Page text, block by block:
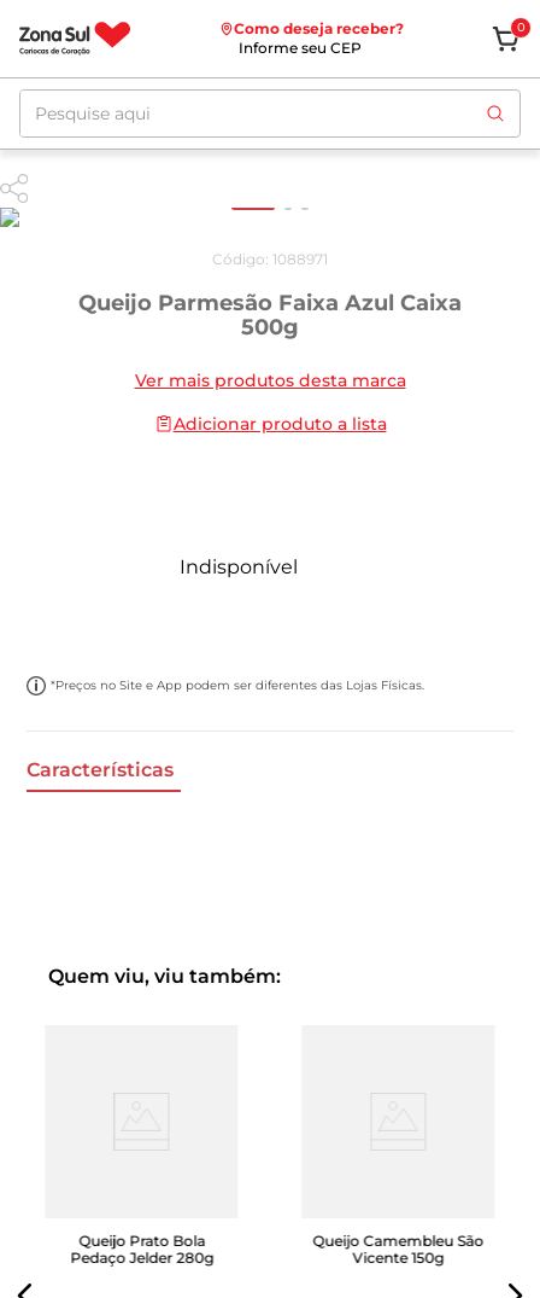
Como deseja receber?
Informe seu CEP
0
Pesquise aqui
Código: 1088971
Queijo Parmesão Faixa Azul Caixa
500g
Ver mais produtos desta marca
Adicionar produto a lista
Indisponível
*Preços no Site e App podem ser diferentes das Lojas Físicas.
Características
Quem viu, viu também:
Queijo Prato Bola
Pedaço Jelder 280g
Queijo Camembleu São
Vicente 150g